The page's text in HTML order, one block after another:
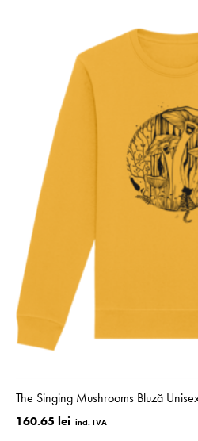
The Singing Mushrooms Bluză
160.65 lei